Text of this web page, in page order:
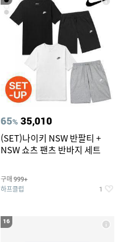
65% 35,010
(SET)나이키 NSW 반팔티 +
NSW 쇼츠 팬츠 반바지 세트
구매 999+
하프클럽 1
16